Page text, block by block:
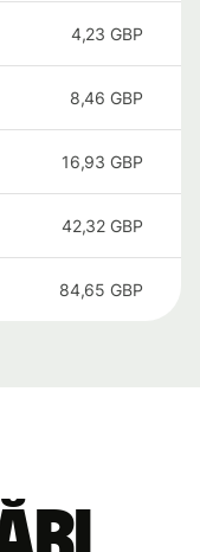
4,23 GBP
8,46 GBP
16,93 GBP
42,32 GBP
84,65 GBP